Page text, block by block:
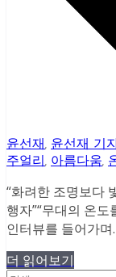
윤선재, 윤선재 기
주얼리, 아름다움,
“화려한 조명보다
행자”“무대의 온
인터뷰를 들어가
더 읽어보기